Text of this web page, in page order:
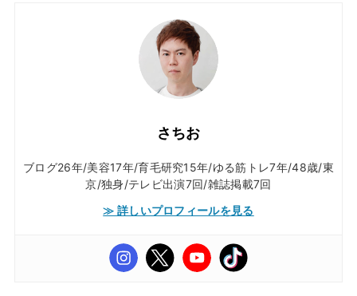
さちお
ブログ26年/美容17年/育毛研究15年/ゆる筋トレ7年/48歳/東
京/独身/テレビ出演7回/雑誌掲載7回
≫ 詳しいプロフィールを見る